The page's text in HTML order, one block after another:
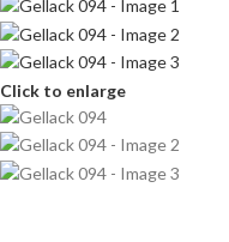
Click to enlarge